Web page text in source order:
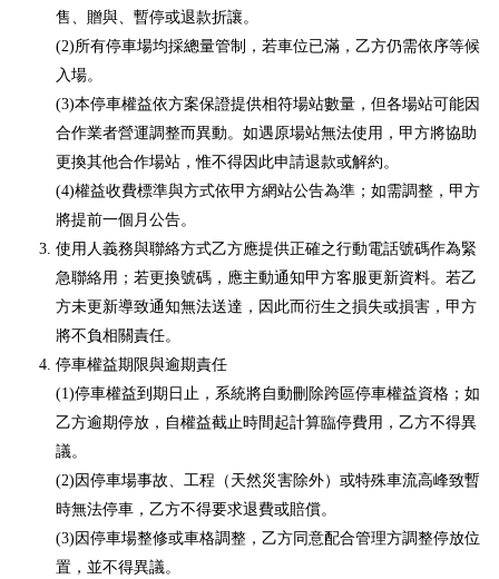
售、贈與、暫停或退款折讓。
(2)所有停車場均採總量管制，若車位已滿，乙方仍需依序等候
入場。
(3)本停車權益依方案保證提供相符場站數量，但各場站可能因
合作業者營運調整而異動。如遇原場站無法使用，甲方將協助
更換其他合作場站，惟不得因此申請退款或解約。
(4)權益收費標準與方式依甲方網站公告為準；如需調整，甲方
將提前一個月公告。
使用人義務與聯絡方式乙方應提供正確之行動電話號碼作為緊
急聯絡用；若更換號碼，應主動通知甲方客服更新資料。若乙
方未更新導致通知無法送達，因此而衍生之損失或損害，甲方
將不負相關責任。
停車權益期限與逾期責任
(1)停車權益到期日止，系統將自動刪除跨區停車權益資格；如
乙方逾期停放，自權益截止時間起計算臨停費用，乙方不得異
議。
(2)因停車場事故、工程（天然災害除外）或特殊車流高峰致暫
時無法停車，乙方不得要求退費或賠償。
(3)因停車場整修或車格調整，乙方同意配合管理方調整停放位
置，並不得異議。